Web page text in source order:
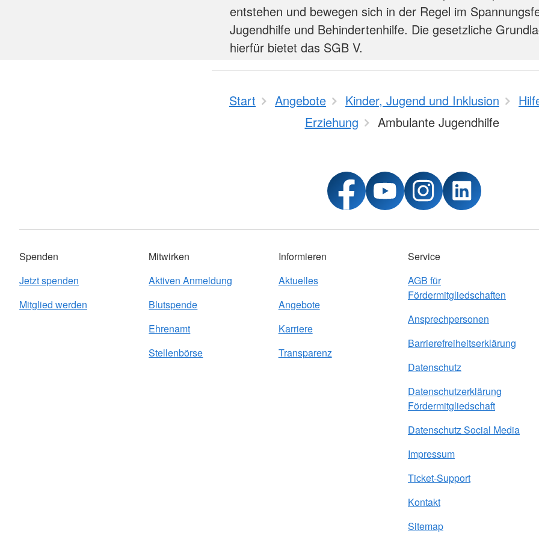
entstehen und bewegen sich in der Regel im
Jugendhilfe und Behindertenhilfe. Die gesetzliche
hierfür bietet das SGB V.
Start Angebote Kinder, Jugend und Inklusion
Erziehung
Ambulante Jugendhilfe
Spenden
Jetzt spenden
Mitglied werden
Mitwirken
Aktiven Anmeldung
Blutspende
Ehrenamt
Stellenbörse
Informieren
Aktuelles
Angebote
Karriere
Transparenz
Service
AGB für
Fördermitgliedschaften
Ansprechpersonen
Barrierefreiheitserklärung
Datenschutz
Datenschutzerklärung
Fördermitgliedschaft
Datenschutz Social Media
Impressum
Ticket-Support
Kontakt
Sitemap